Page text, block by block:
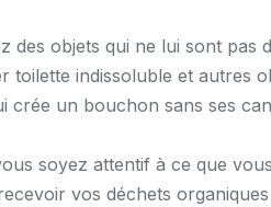
des objets qui ne lui sont pas
toilette indissoluble et autres
crée un bouchon sans ses
soyez attentif à ce que
vos déchets